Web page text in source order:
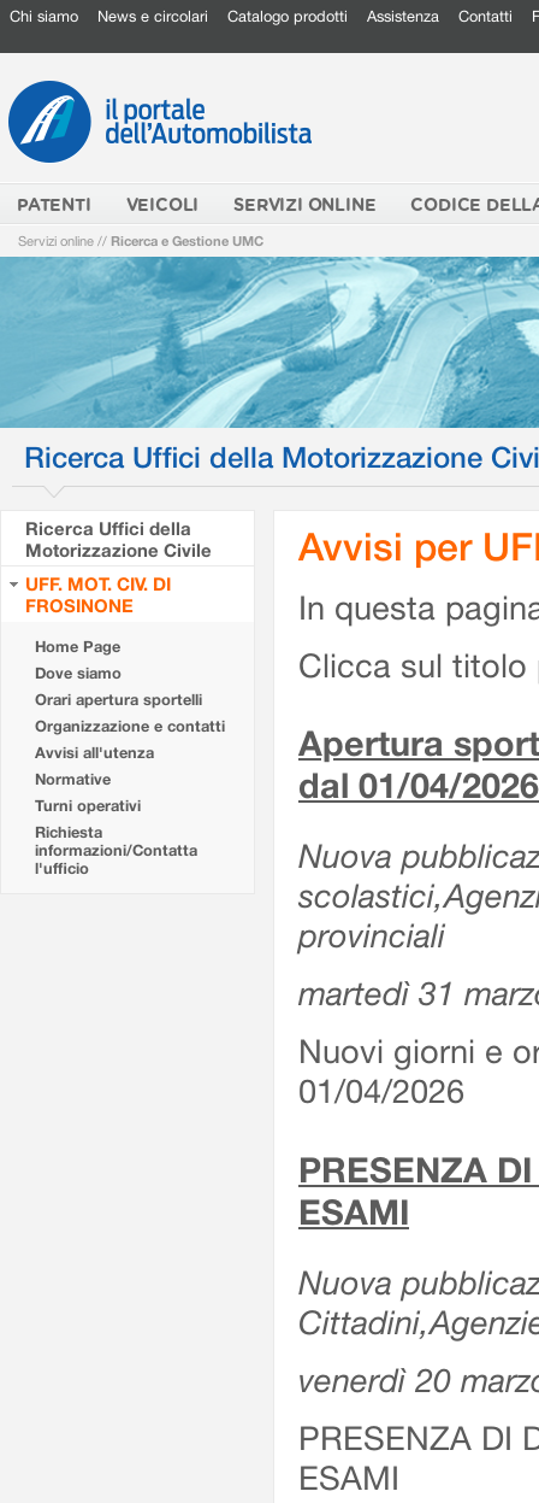
Chi siamo News e circolari Catalogo prodotti Assistenza Contatti
PATENTI VEICOLI SERVIZI ONLINE CODICE
Servizi online // Ricerca e Gestione UMC
Ricerca Uffici della Motorizzazione
Ricerca Uffici della
Motorizzazione Civile
UFF. MOT. CIV. DI
FROSINONE
Home Page
Dove siamo
Orari apertura sportelli
Organizzazione e contatti
Avvisi all'utenza
Normative
Turni operativi
Richiesta
informazioni/Contatta
l'ufficio
Avvisi per
In questa
Clicca sul titolo
Apertura
dal 01/04/2026
Nuova
provinciali
martedì 31
Nuovi giorni e
01/04/2026
PRESENZA
ESAMI
Nuova
venerdì 20
PRESENZA DI
ESAMI